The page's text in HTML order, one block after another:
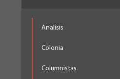
Analisis
Colonia
Columnistas